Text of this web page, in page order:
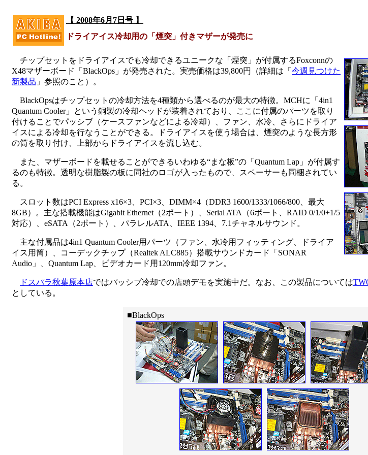
【 2008年6月7日号 】
ドライアイス冷却用の「煙突」付きマザーが発売に
チップセットをドライアイスでも冷却できるユニークな「煙突」が付属するFoxconnの
X48マザーボード「BlackOps」が発売された。実売価格は39,800円（詳細は「 今週見つけた
新製品 」参照のこと）。
BlackOpsはチップセットの冷却方法を4種類から選べるのが最大の特徴。MCHに「4in1
Quantum Cooler」という銅製の冷却ヘッドが装着されており、ここに付属のパーツを取り
付けることでパッシブ（ケースファンなどによる冷却）、ファン、水冷、さらにドライア
イスによる冷却を行なうことができる。ドライアイスを使う場合は、煙突のような長方形
の筒を取り付け、上部からドライアイスを流し込む。
また、マザーボードを載せることができるいわゆる“まな板”の「Quantum Lap」が付属す
るのも特徴。透明な樹脂製の板に同社のロゴが入ったもので、スペーサーも同梱されてい
る。
スロット数はPCI Express x16×3、PCI×3、DIMM×4（DDR3 1600/1333/1066/800、最大
8GB）。主な搭載機能はGigabit Ethernet（2ポート）、Serial ATA（6ポート、RAID 0/1/0+1/5
対応）、eSATA（2ポート）、パラレルATA、IEEE 1394、7.1チャネルサウンド。
主な付属品は4in1 Quantum Cooler用パーツ（ファン、水冷用フィッティング、ドライア
イス用筒）、コーデックチップ（Realtek ALC885）搭載サウンドカード「SONAR
Audio」、Quantum Lap、ビデオカード用120mm冷却ファン。
ドスパラ秋葉原本店ではパッシブ冷却での店頭デモを実施中だ。なお、この製品については
としている。
■BlackOps